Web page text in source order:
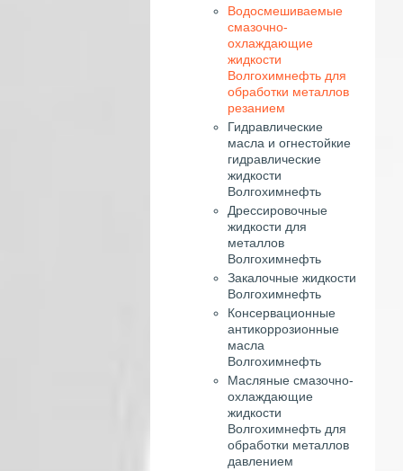
Водосмешиваемые
смазочно-
охлаждающие
жидкости
Волгохимнефть для
обработки металлов
резанием
Гидравлические
масла и огнестойкие
гидравлические
жидкости
Волгохимнефть
Дрессировочные
жидкости для
металлов
Волгохимнефть
Закалочные жидкости
Волгохимнефть
Консервационные
антикоррозионные
масла
Волгохимнефть
Масляные смазочно-
охлаждающие
жидкости
Волгохимнефть для
обработки металлов
давлением